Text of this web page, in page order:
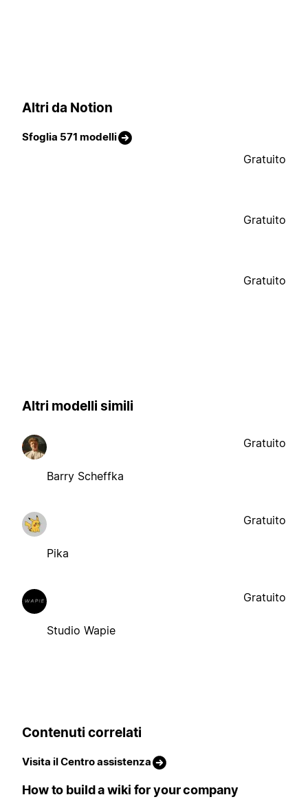
Altri da Notion
Sfoglia 571 modelli
Gratuito
Gratuito
Gratuito
Altri modelli simili
Barry Scheffka
Gratuito
Pika
Gratuito
Studio Wapie
Gratuito
Contenuti correlati
Visita il Centro assistenza
How to build a wiki for your company